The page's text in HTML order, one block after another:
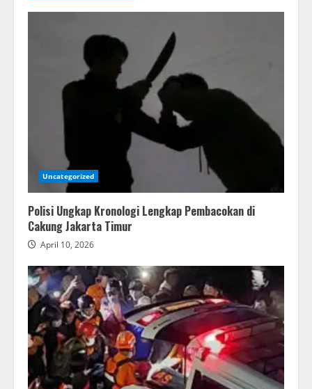
Uncategorized
Polisi Ungkap Kronologi Lengkap Pembacokan di
Cakung Jakarta Timur
April 10, 2026